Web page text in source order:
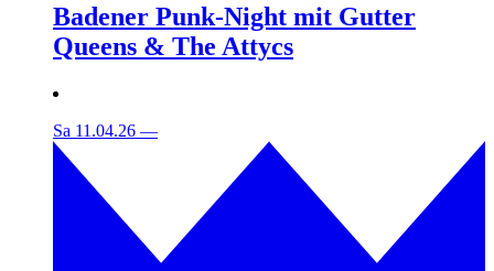
Badener Punk-Night mit Gutter
Queens & The Attycs
Sa 11.04.26 —